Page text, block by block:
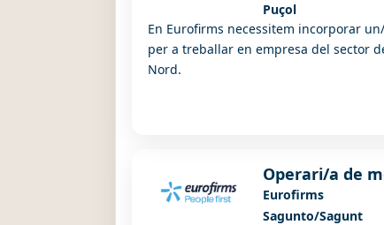
Puçol
En Eurofirms necessitem incorporar
per a treballar en empresa del sector
Nord.
Operari/a de
Eurofirms
Sagunto/Sagunt